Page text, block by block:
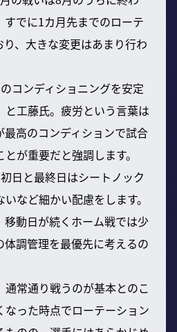
すでに1カ月先までのローテ
、大きな変更はあまり行わ
コンディショニングを安定
と工藤氏。疲労という言葉は
高のコンディションで試合
が重要だと強調します。
日と最終日はシートノック
など細かい配慮をします。
移動日が続くホーム戦では少
調管理を最優先に考えるの
常通り戦うのが基本とのこ
なった時点でローテーション